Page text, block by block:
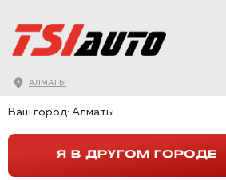
АЛМАТЫ
ШУМОИЗОЛЯЦИЯ HAVAL F7 В АЛМАТЫ
Ваш город: Алматы
Я В ДРУГОМ ГОРОДЕ